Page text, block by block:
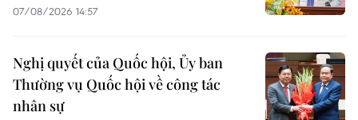
07/08/2026 14:57
Nghị quyết của Quốc hội, Ủy ban
Thường vụ Quốc hội về công tác
nhân sự